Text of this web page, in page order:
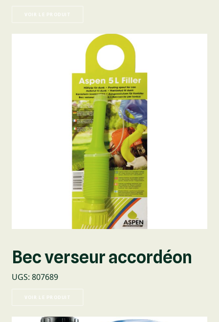
VOIR LE PRODUIT
Bec verseur accordéon
UGS: 807689
VOIR LE PRODUIT